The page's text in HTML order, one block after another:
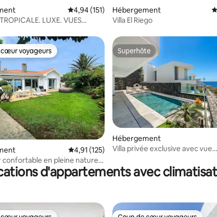
base de 149 commentaires : 4,91 sur 5
Évaluation moyenne sur la base de 151
4,94 (151)
LUXE. VUES
Hébergement
Villa El Riego
base de 158 commentaires : 4,94 sur 5
voyageurs
voyageurs
Évaluation moyenne sur la base de 125
4,91 (125)
confortable en pleine nature
Superhôte
Superhôte
Hébergement
Villa privée exclusive avec vue
d'appartements avec